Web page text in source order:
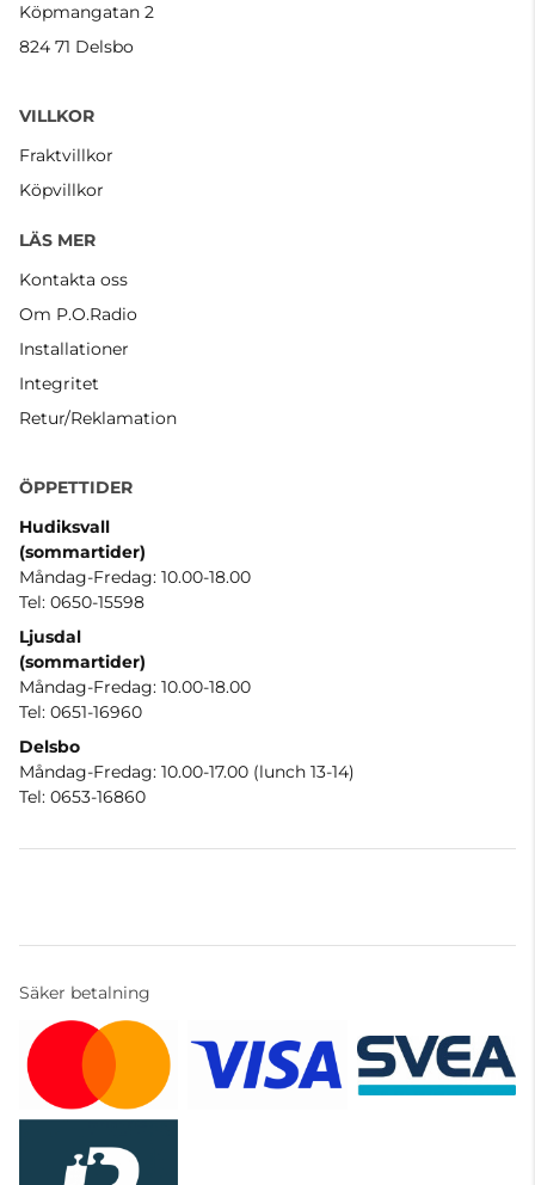
Köpmangatan 2
824 71 Delsbo
VILLKOR
Fraktvillkor
Köpvillkor
LÄS MER
Kontakta oss
Om P.O.Radio
Installationer
Integritet
Retur/Reklamation
ÖPPETTIDER
Hudiksvall
(sommartider)
Måndag-Fredag: 10.00-18.00
Tel: 0650-15598
Ljusdal
(sommartider)
Måndag-Fredag: 10.00-18.00
Tel: 0651-16960
Delsbo
Måndag-Fredag: 10.00-17.00 (lunch 13-14)
Tel: 0653-16860
Säker betalning